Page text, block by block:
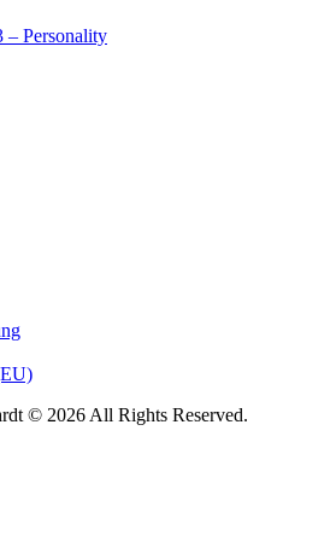
– Personality
© 2026 All Rights Reserved.